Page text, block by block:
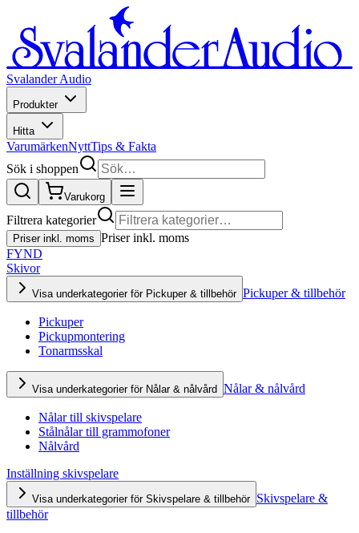
Svalander Audio
Produkter
Hitta
VarumärkenNyttTips & Fakta
Sök i shoppen
Varukorg
Filtrera kategorier
Priser inkl. moms Priser inkl. moms
FYND
Skivor
Visa underkategorier för Pickuper & tillbehör Pickuper & tillbehör
Pickuper
Pickupmontering
Tonarmsskal
Visa underkategorier för Nålar & nålvård Nålar & nålvård
Nålar till skivspelare
Stålnålar till grammofoner
Nålvård
Inställning skivspelare
Visa underkategorier för Skivspelare & tillbehör Skivspelare &
tillbehör